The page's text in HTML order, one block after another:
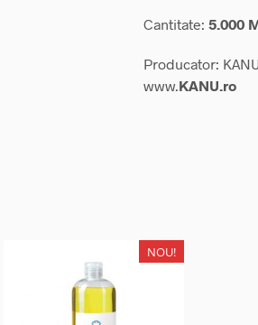
Cantitate: 5.000
Producator:
www.KANU.ro
NOU!